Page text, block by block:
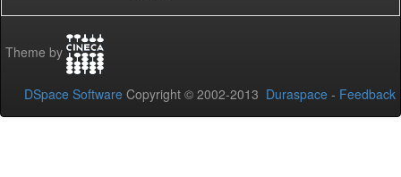
Theme by
DSpace Software Copyright © 2002-2013 Duraspace - Feedback